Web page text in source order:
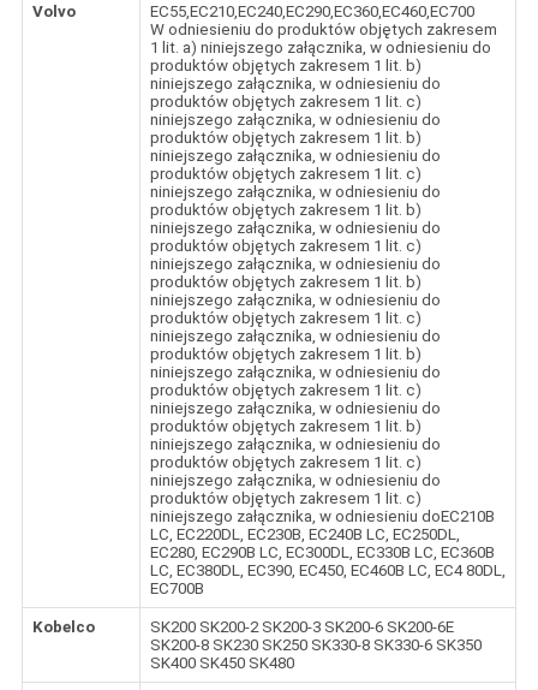
Volvo
EC55,EC210,EC240,EC290,EC360,EC460,EC700
W odniesieniu do produktów objętych zakresem
1 lit. a) niniejszego załącznika, w odniesieniu do
produktów objętych zakresem 1 lit. b)
niniejszego załącznika, w odniesieniu do
produktów objętych zakresem 1 lit. c)
niniejszego załącznika, w odniesieniu do
produktów objętych zakresem 1 lit. b)
niniejszego załącznika, w odniesieniu do
produktów objętych zakresem 1 lit. c)
niniejszego załącznika, w odniesieniu do
produktów objętych zakresem 1 lit. b)
niniejszego załącznika, w odniesieniu do
produktów objętych zakresem 1 lit. c)
niniejszego załącznika, w odniesieniu do
produktów objętych zakresem 1 lit. b)
niniejszego załącznika, w odniesieniu do
produktów objętych zakresem 1 lit. c)
niniejszego załącznika, w odniesieniu do
produktów objętych zakresem 1 lit. b)
niniejszego załącznika, w odniesieniu do
produktów objętych zakresem 1 lit. c)
niniejszego załącznika, w odniesieniu do
produktów objętych zakresem 1 lit. b)
niniejszego załącznika, w odniesieniu do
produktów objętych zakresem 1 lit. c)
niniejszego załącznika, w odniesieniu do
produktów objętych zakresem 1 lit. c)
niniejszego załącznika, w odniesieniu doEC210B
LC, EC220DL, EC230B, EC240B LC, EC250DL,
EC280, EC290B LC, EC300DL, EC330B LC, EC360B
LC, EC380DL, EC390, EC450, EC460B LC, EC4 80DL,
EC700B
Kobelco
SK200 SK200-2 SK200-3 SK200-6 SK200-6E
SK200-8 SK230 SK250 SK330-8 SK330-6 SK350
SK400 SK450 SK480